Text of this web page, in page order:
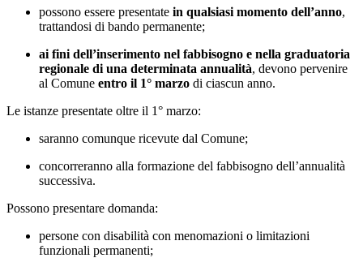
possono essere presentate in qualsiasi momento dell’anno,
trattandosi di bando permanente;
ai fini dell’inserimento nel fabbisogno e nella graduatoria
regionale di una determinata annualità, devono pervenire
al Comune entro il 1° marzo di ciascun anno.
Le istanze presentate oltre il 1° marzo:
saranno comunque ricevute dal Comune;
concorreranno alla formazione del fabbisogno dell’annualità
successiva.
Possono presentare domanda:
persone con disabilità con menomazioni o limitazioni
funzionali permanenti;